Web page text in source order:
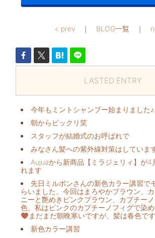
< prev ｜ BLOG一覧 ｜
LASTED ENTRY
今年もミントシャンプー始まりました
朝からビックリ️笑
スタッフが結婚式のお呼ばれで
みなさん髪への紫外線対策はしていま
Aujuaから新商品【ミラジェリィ】が4
れます
先日ミルボンさんの新色カラー講習で
らいました。今回はまろやかブラウン、
ニーと艶めきピンクブラウン、カプチー
色。私はピンクのカプチーノフィグで染
まだまだ朝晩寒いですが、髪は春色で
新色カラー講習